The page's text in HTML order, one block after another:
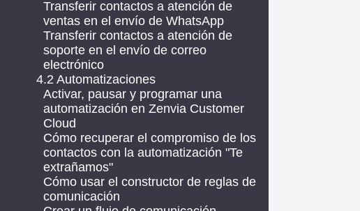
Transferir contactos a atención de
ventas en el envío de WhatsApp
Transferir contactos a atención de
soporte en el envío de correo
electrónico
4.2 Automatizaciones
Activar, pausar y programar una
automatización en Zenvia Customer
Cloud
Cómo recuperar el compromiso de los
contactos con la automatización "Te
extrañamos"
Cómo usar el constructor de reglas de
comunicación